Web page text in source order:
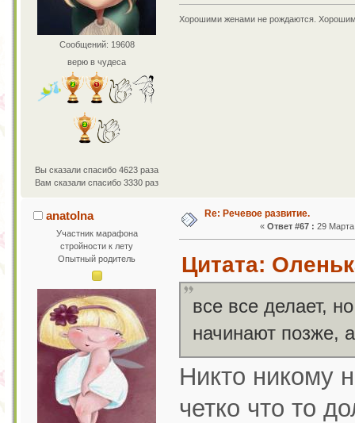
Сообщений: 19608
верю в чудеса
Вы сказали спасибо 4623 раза
Вам сказали спасибо 3330 раз
Хорошими женами не рождаются.
anatolna
Участник марафона
стройности к лету
Опытный родитель
Re: Речевое развитие.
« Ответ #67 : 29
Цитата:
все все делает,
начинают позже,
Никто никому
четко что то